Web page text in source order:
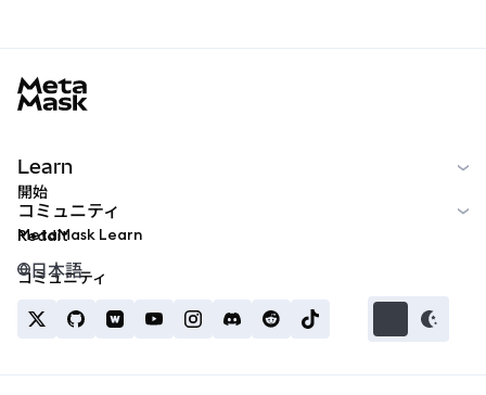
Learn
開始
MetaMask Learn
コミュニティ
Reddit
コミュニティ
日本語